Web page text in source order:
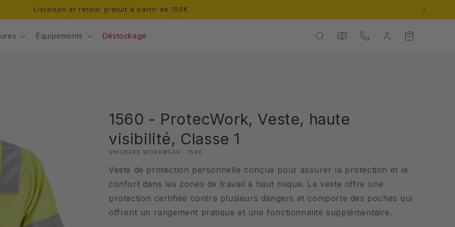
Équipements Déstockage
catalogues
ContactConnexionPanier
1560 - ProtecWork, Veste, haute
visibilité, Classe 1
SNICKERS WORKWEAR - 1560
Veste de protection personnelle conçue pour assurer la protection et le
confort dans les zones de travail à haut risque. La veste offre une
protection certifiée contre plusieurs dangers et comporte des poches qui
offrent un rangement pratique et une fonctionnalité supplémentaire.